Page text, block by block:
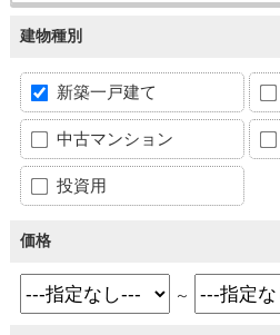
建物種別
新築一戸建て
中古マンション
投資用
価格
～